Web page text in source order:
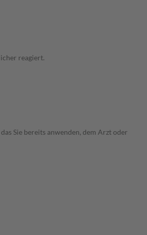
reagiert.
Sie bereits anwenden, dem Arzt oder